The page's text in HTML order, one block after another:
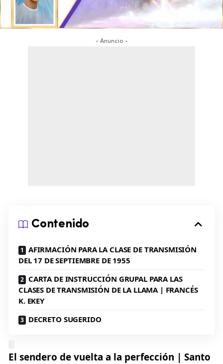
- Anuncio -
Contenido
AFIRMACIÓN PARA LA CLASE DE TRANSMISIÓN
DEL 17 DE SEPTIEMBRE DE 1955
CARTA DE INSTRUCCIÓN GRUPAL PARA LAS
CLASES DE TRANSMISIÓN DE LA LLAMA | FRANCÉS
K. EKEY
DECRETO SUGERIDO
El sendero de vuelta a la perfección | Santo